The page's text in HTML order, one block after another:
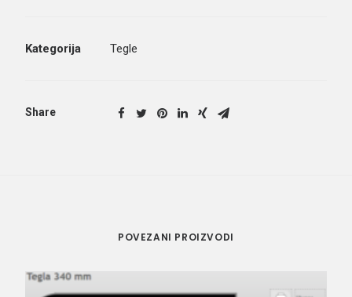
Kategorija Tegle
Share
POVEZANI PROIZVODI